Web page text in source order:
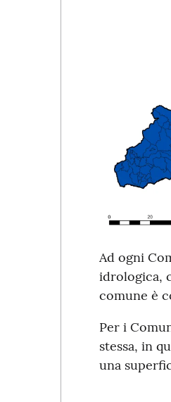
Ad ogni
idrologica,
comune è
Per i
stessa, in
una